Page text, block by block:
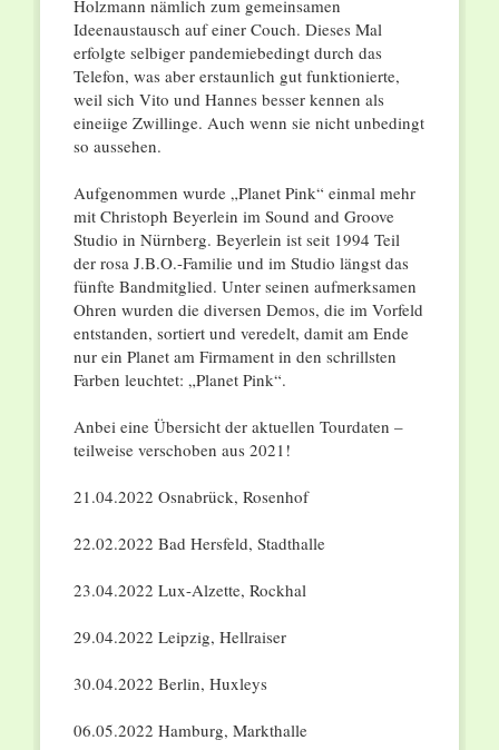
Holzmann nämlich zum gemeinsamen
Ideenaustausch auf einer Couch. Dieses Mal
erfolgte selbiger pandemiebedingt durch das
Telefon, was aber erstaunlich gut funktionierte,
weil sich Vito und Hannes besser kennen als
eineiige Zwillinge. Auch wenn sie nicht unbedingt
so aussehen.
Aufgenommen wurde „Planet Pink“ einmal mehr
mit Christoph Beyerlein im Sound and Groove
Studio in Nürnberg. Beyerlein ist seit 1994 Teil
der rosa J.B.O.-Familie und im Studio längst das
fünfte Bandmitglied. Unter seinen aufmerksamen
Ohren wurden die diversen Demos, die im Vorfeld
entstanden, sortiert und veredelt, damit am Ende
nur ein Planet am Firmament in den schrillsten
Farben leuchtet: „Planet Pink“.
Anbei eine Übersicht der aktuellen Tourdaten –
teilweise verschoben aus 2021!
21.04.2022 Osnabrück, Rosenhof
22.02.2022 Bad Hersfeld, Stadthalle
23.04.2022 Lux-Alzette, Rockhal
29.04.2022 Leipzig, Hellraiser
30.04.2022 Berlin, Huxleys
06.05.2022 Hamburg, Markthalle